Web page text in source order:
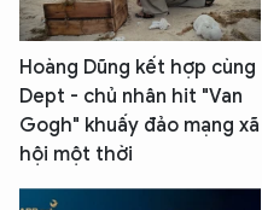
Hoàng Dũng kết hợp cùng
Dept - chủ nhân hit "Van
Gogh" khuấy đảo mạng xã
hội một thời